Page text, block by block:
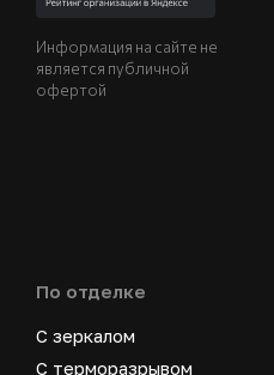
Информация на сайте не
является публичной
офертой
По отделке
С зеркалом
С терморазрывом